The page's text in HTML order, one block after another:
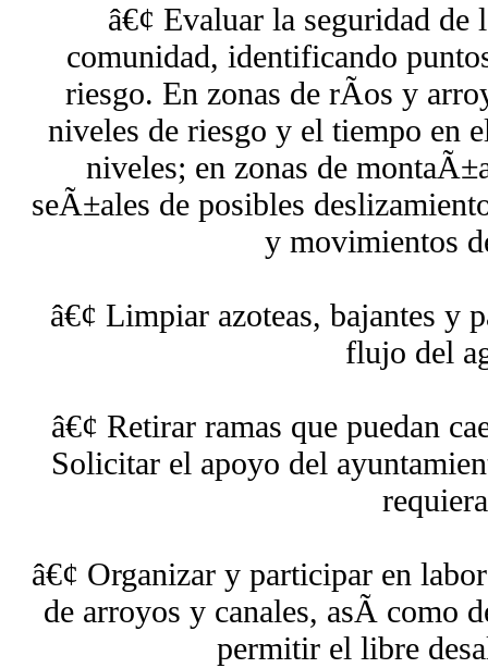
â€¢ Evaluar la seguridad de
comunidad, identificando
riesgo. En zonas de rÃ­os y
niveles de riesgo y el tiempo en
niveles; en zonas de
seÃ±ales de posibles
y movimientos
â€¢ Limpiar azoteas, bajantes y
flujo del
â€¢ Retirar ramas que puedan
Solicitar el apoyo del
â€¢ Organizar y participar en
de arroyos y canales, asÃ­ como
permitir el libre